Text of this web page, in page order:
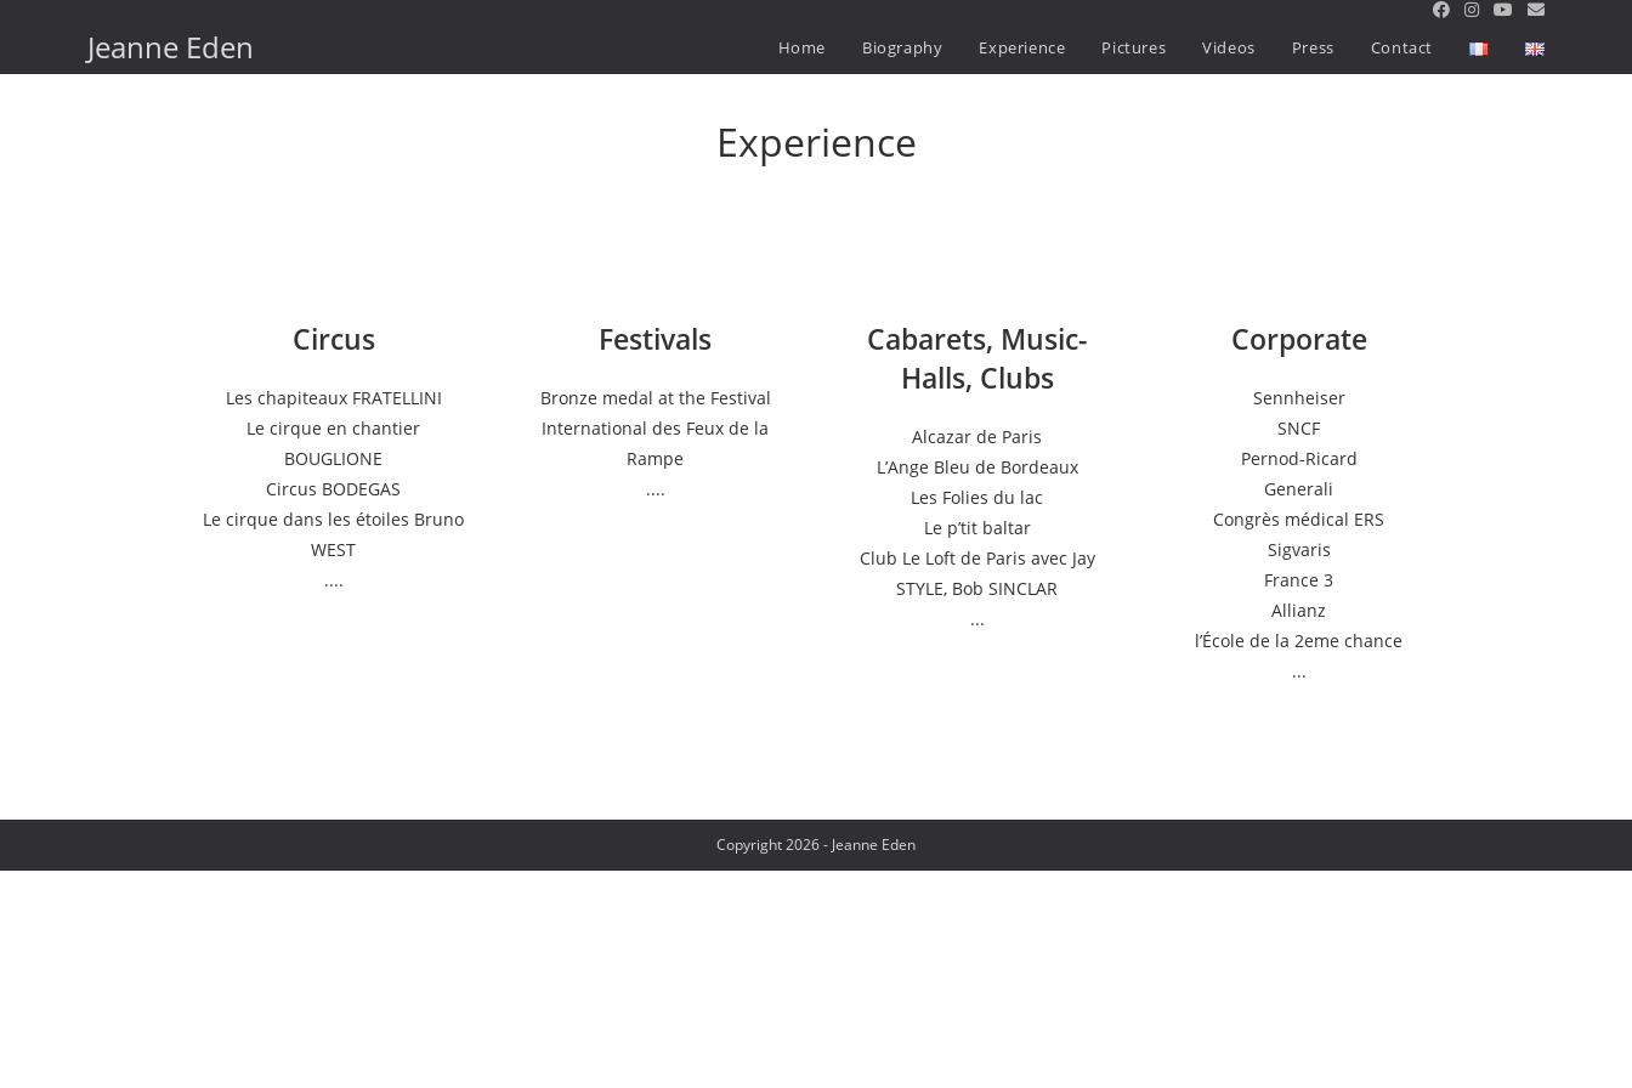
content
Jeanne Eden Home Biography Experience Pictures Videos Press Contact
Experience
Circus
Les chapiteaux FRATELLINI
Le cirque en chantier
BOUGLIONE
Circus BODEGAS
Le cirque dans les étoiles Bruno
WEST
....
Festivals
Bronze medal at the Festival
International des Feux de la
Rampe
....
Cabarets, Music-
Halls, Clubs
Alcazar de Paris
L’Ange Bleu de Bordeaux
Les Folies du lac
Le p’tit baltar
Club Le Loft de Paris avec Jay
STYLE, Bob SINCLAR
...
Corporate
Sennheiser
SNCF
Pernod-Ricard
Generali
Congrès médical ERS
Sigvaris
France 3
Allianz
l’École de la 2eme chance
...
Copyright 2026 - Jeanne Eden